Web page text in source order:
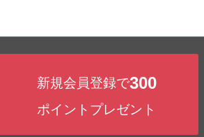
新規会員登録で300
ポイントプレゼント